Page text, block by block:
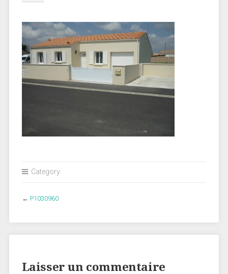
Category:
← P1030960
Laisser un commentaire